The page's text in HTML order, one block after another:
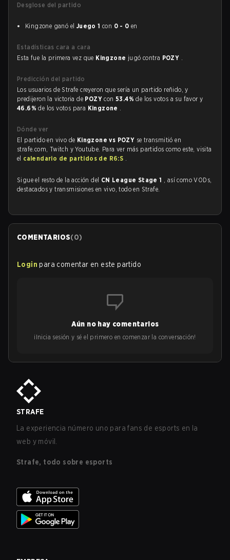
Desglose del partido
Kingzone ganó el Juego 1 con 0 - 0 en
Estadísticas cara a cara
Esta fue la primera vez que Kingzone jugó contra POZY .
Predicción del partido
Los usuarios de Strafe creyeron que sería un partido reñido, y
predijeron la victoria de POZYcon53.4%de los votos a su favor y
46.6%de los votos para Kingzone .
Dónde ver
El partido en vivo de Kingzone vs POZY se transmitió en
strafe.com, Twitch y Youtube. Para ver más partidos como este, visita
el calendario de partidos de R6:S .
Sigue el resto de la acción del CN League Stage 1 , así como VODs,
destacados y transmisiones en vivo, todo en Strafe.
COMENTARIOS(0)
Login para comentar en este partido
Aún no hay comentarios
¡Inicia sesión y sé el primero en comenzar la conversación!
STRAFE
La experiencia número uno para fans de esports en la
web y móvil.
Strafe, todo sobre esports